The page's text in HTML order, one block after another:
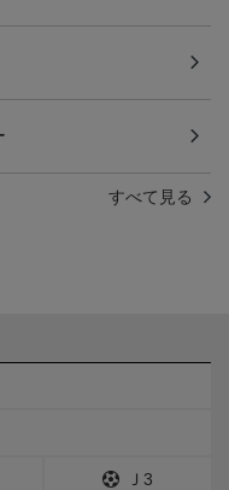
すべて見る
Ｊ3